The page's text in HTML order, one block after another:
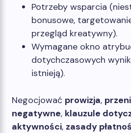
Potrzeby wsparcia
bonusowe,
przegląd kreatywny).
Wymagane okno
dotychczasowych
istnieją).
Negocjować prowizja,
negatywne, klauzule
aktywności, zasady